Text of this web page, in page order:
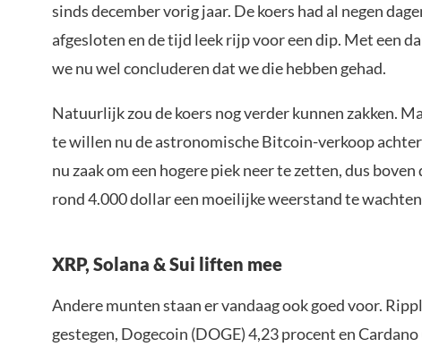
sinds december vorig jaar. De koers had al negen
afgesloten en de tijd leek rijp voor een dip. Met een
we nu wel concluderen dat we die hebben gehad.
Natuurlijk zou de koers nog verder kunnen zakken.
te willen nu de astronomische Bitcoin-verkoop
nu zaak om een hogere piek neer te zetten, dus
rond 4.000 dollar een moeilijke weerstand te
XRP, Solana & Sui liften mee
Andere munten staan er vandaag ook goed voor.
gestegen, Dogecoin (DOGE) 4,23 procent en